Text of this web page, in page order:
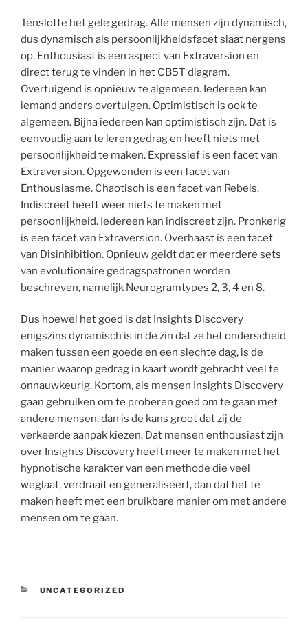
Tenslotte het gele gedrag. Alle mensen zijn dynamisch,
dus dynamisch als persoonlijkheidsfacet slaat nergens
op. Enthousiast is een aspect van Extraversion en
direct terug te vinden in het CB5T diagram.
Overtuigend is opnieuw te algemeen. Iedereen kan
iemand anders overtuigen. Optimistisch is ook te
algemeen. Bijna iedereen kan optimistisch zijn. Dat is
eenvoudig aan te leren gedrag en heeft niets met
persoonlijkheid te maken. Expressief is een facet van
Extraversion. Opgewonden is een facet van
Enthousiasme. Chaotisch is een facet van Rebels.
Indiscreet heeft weer niets te maken met
persoonlijkheid. Iedereen kan indiscreet zijn. Pronkerig
is een facet van Extraversion. Overhaast is een facet
van Disinhibition. Opnieuw geldt dat er meerdere sets
van evolutionaire gedragspatronen worden
beschreven, namelijk Neurogramtypes 2, 3, 4 en 8.
Dus hoewel het goed is dat Insights Discovery
enigszins dynamisch is in de zin dat ze het onderscheid
maken tussen een goede en een slechte dag, is de
manier waarop gedrag in kaart wordt gebracht veel te
onnauwkeurig. Kortom, als mensen Insights Discovery
gaan gebruiken om te proberen goed om te gaan met
andere mensen, dan is de kans groot dat zij de
verkeerde aanpak kiezen. Dat mensen enthousiast zijn
over Insights Discovery heeft meer te maken met het
hypnotische karakter van een methode die veel
weglaat, verdraait en generaliseert, dan dat het te
maken heeft met een bruikbare manier om met andere
mensen om te gaan.
CATEGORIEËN
UNCATEGORIZED